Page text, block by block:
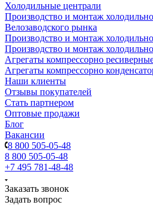
Холодильные централи
Производство и монтаж
Велозаводского рынка
Производство и монтаж
Производство и монтаж
Агрегаты компрессорно
Агрегаты компрессорно
Наши клиенты
Отзывы покупателей
Стать партнером
Оптовые продажи
Блог
Вакансии
8 800 505-05-48
8 800 505-05-48
+7 495 781-48-48
Заказать звонок
Задать вопрос